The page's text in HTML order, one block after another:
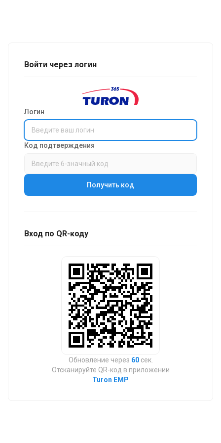
Войти через логин
Логин
Код подтверждения
Получить код
Вход по QR-коду
Обновление через 60сек.
Отсканируйте QR-код в приложении
Turon EMP